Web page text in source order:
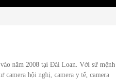
năm 2008 tại Đài Loan. Với sứ mệnh
camera hội nghị, camera y tế, camera